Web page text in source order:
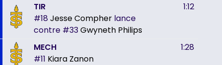
TIR
#18 Jesse Compher lance
contre #33Gwyneth Philips
1:12
MECH
#11 Kiara Zanon
1:28